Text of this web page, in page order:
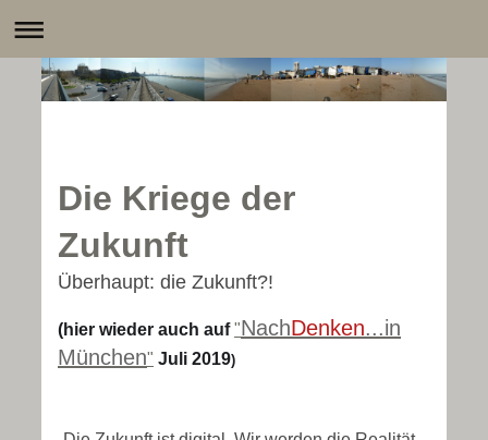
Die Kriege der
Zukunft
Überhaupt: die Zukunft?!
(hier wieder auch auf"NachDenken...in
München" Juli 2019)